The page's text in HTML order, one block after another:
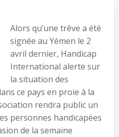
Alors qu’une trêve a été
signée au Yémen le 2
avril dernier, Handicap
International alerte sur
la situation des
ce pays en proie à la
rendra public un
personnes handicapées
de la semaine